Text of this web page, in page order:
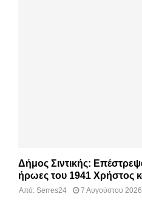
Δήμος Σιντικής:
ήρωες του 1941 Χρήστος
Από: Serres24 7 Αυγούστου 2026